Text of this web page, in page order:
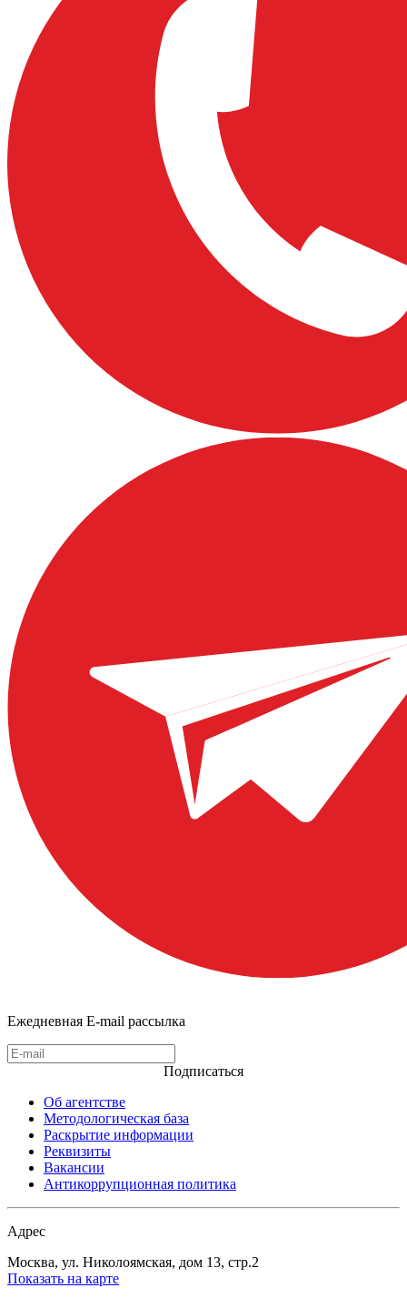
Ежедневная E-mail рассылка
Подписаться
Об агентстве
Методологическая база
Раскрытие информации
Реквизиты
Вакансии
Антикоррупционная политика
Адрес
Москва, ул. Николоямская, дом 13, стр.2
Показать на карте